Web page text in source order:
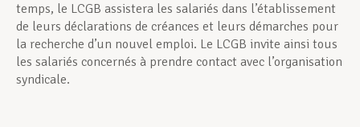
temps, le LCGB assistera les salariés dans l’établissement
de leurs déclarations de créances et leurs démarches pour
la recherche d’un nouvel emploi. Le LCGB invite ainsi tous
les salariés concernés à prendre contact avec l’organisation
syndicale.